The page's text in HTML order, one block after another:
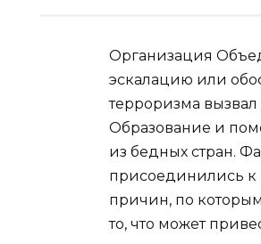
Организация
эскалацию или
терроризма
Образование и
из бедных стран.
присоединились к
причин, по
то, что может